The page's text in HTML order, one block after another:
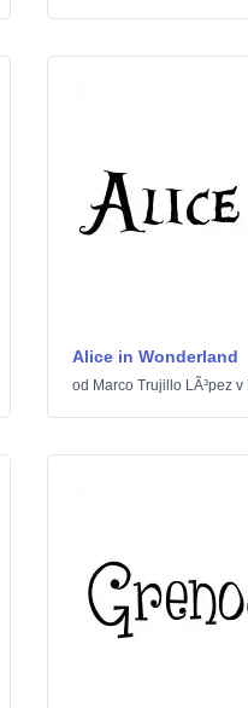
Alice in Wonderland
od Marco Trujillo LÃ³pezv